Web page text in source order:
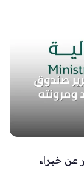
عن خبراء